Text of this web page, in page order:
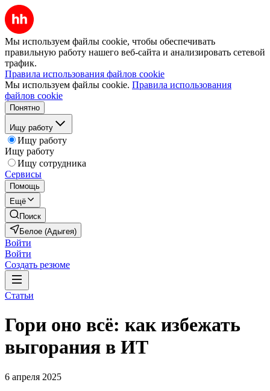
Мы используем файлы cookie, чтобы обеспечивать
правильную работу нашего веб-сайта и анализировать сетевой
трафик.
Правила использования файлов cookie
Мы используем файлы cookie. Правила использования
файлов cookie
Понятно
Ищу работу
Ищу работу
Ищу работу
Ищу сотрудника
Сервисы
Помощь
Ещё
Поиск
Белое (Адыгея)
Войти
Войти
Создать резюме
Статьи
Гори оно всё: как избежать
выгорания в ИТ
6 апреля 2025